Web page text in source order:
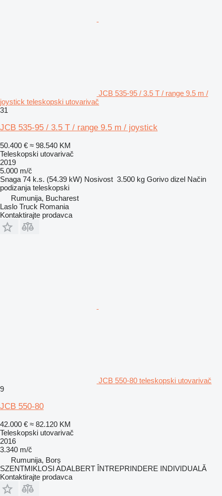
JCB 535-95 / 3.5 T / range 9.5 m /
joystick teleskopski utovarivač
31
JCB 535-95 / 3.5 T / range 9.5 m / joystick
50.400 € ≈ 98.540 KM
Teleskopski utovarivač
2019
5.000 m/č
Snaga 74 k.s. (54.39 kW) Nosivost 3.500 kg Gorivo dizel Način
podizanja teleskopski
Rumunija, Bucharest
Laslo Truck Romania
Kontaktirajte prodavca
JCB 550-80 teleskopski utovarivač
9
JCB 550-80
42.000 € ≈ 82.120 KM
Teleskopski utovarivač
2016
3.340 m/č
Rumunija, Borș
SZENTMIKLOSI ADALBERT ÎNTREPRINDERE INDIVIDUALĂ
Kontaktirajte prodavca